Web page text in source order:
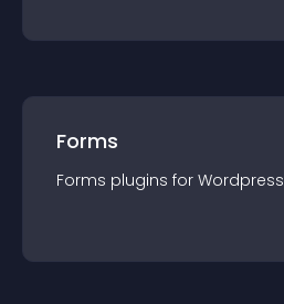
Forms
Forms plugins for Wordpress